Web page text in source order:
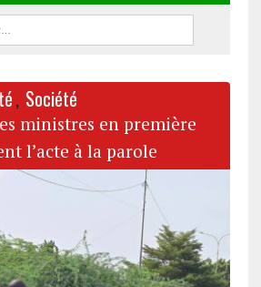
, Société
ministres en première
l’acte à la parole